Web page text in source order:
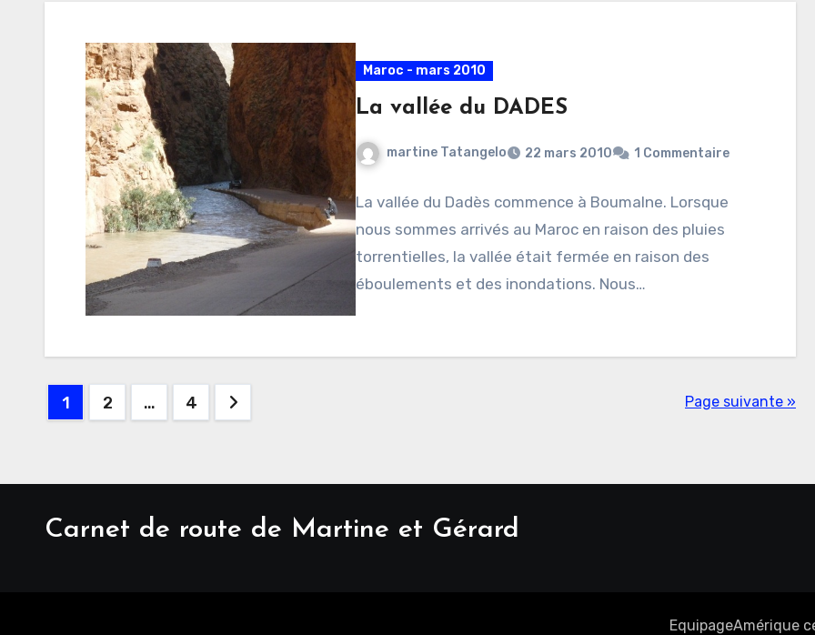
Maroc - mars 2010
La vallée du DADES
martine Tatangelo 22 mars 2010 1 Commentaire
La vallée du Dadès commence à Boumalne. Lorsque
nous sommes arrivés au Maroc en raison des pluies
torrentielles, la vallée était fermée en raison des
éboulements et des inondations. Nous…
Pagination
1 2 … 4 Page suivante »
Carnet de route de Martine et Gérard
EquipageAmérique